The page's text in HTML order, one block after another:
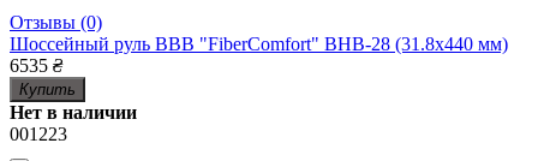
Отзывы (0)
Шоссейный руль BBB "FiberComfort" BHB-28 (31.8х440 мм)
6535 ₴
Купить
Нет в наличии
001223